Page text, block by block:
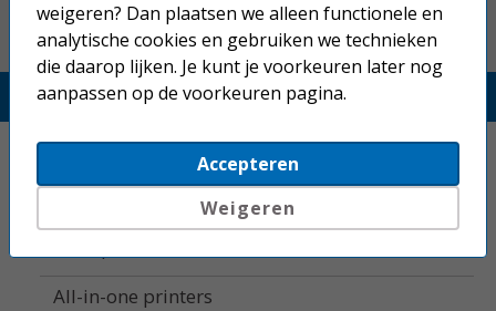
Printerland.nl
Home
All-in-one printers
weigeren? Dan plaatsen we alleen functionele en
analytische cookies en gebruiken we technieken
die daarop lijken. Je kunt je voorkeuren later nog
aanpassen op de voorkeuren pagina.
Accepteren
Weigeren